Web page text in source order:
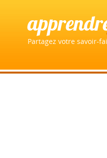
Partagez votre savoir-